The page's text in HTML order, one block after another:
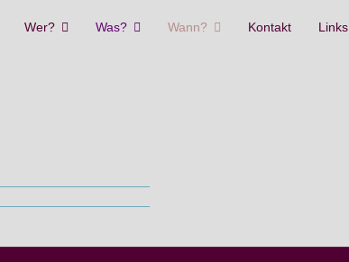
Wer? Was? Wann? Kontakt Links